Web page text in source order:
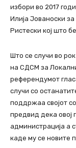
избори во 2017
Илија Јованоски
Ристески кој што
Што се случи во
на СДСМ за
референдумот
случи со
поддржаа својот
предвид дека овој
администрација а
каде му се новите